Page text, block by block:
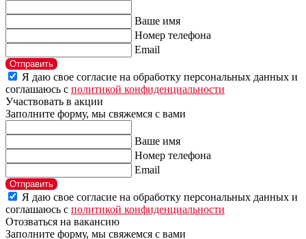
Ваше имя
Номер телефона
Email
Отправить
Я даю свое согласие на обработку персональных данных и
соглашаюсь с политикой конфиденциальности
Участвовать в акции
Заполните форму, мы свяжемся с вами
Ваше имя
Номер телефона
Email
Отправить
Я даю свое согласие на обработку персональных данных и
соглашаюсь с политикой конфиденциальности
Отозваться на вакансию
Заполните форму, мы свяжемся с вами